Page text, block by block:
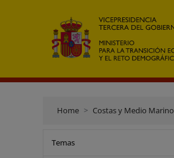
Home Costas y Medio Marino
Temas